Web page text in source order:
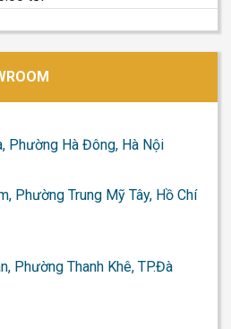
Phường Hà Đông, Hà Nội
Phường Trung Mỹ Tây, Hồ Chí
Phường Thanh Khê, TP.Đà